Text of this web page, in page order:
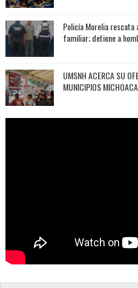
Policía Morelia
familiar; detiene a
UMSNH ACERCA SU
MUNICIPIOS